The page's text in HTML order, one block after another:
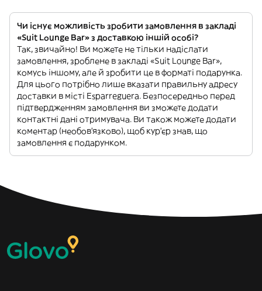
Чи існує можливість зробити замовлення в закладі
«Suit Lounge Bar» з доставкою іншій особі?
Так, звичайно! Ви можете не тільки надіслати
замовлення, зроблене в закладі «Suit Lounge Bar»,
комусь іншому, але й зробити це в форматі подарунка.
Для цього потрібно лише вказати правильну адресу
доставки в місті Esparreguera. Безпосередньо перед
підтвердженням замовлення ви зможете додати
контактні дані отримувача. Ви також можете додати
коментар (необов'язково), щоб кур'єр знав, що
замовлення є подарунком.